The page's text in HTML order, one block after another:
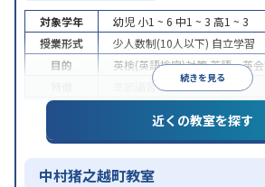
続きを見る
対象学年 幼児 小1 ~ 6 中1 ~ 3 高1 ~ 3
授業形式
少人数制(10人以下) 自立学習
目的
英検(英語検定)対策英語・英
季節講習のみの受講可
近くの教室を探す
中村猪之越町教室